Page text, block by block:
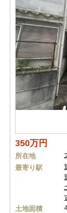
350万円
所在地
最寄り駅
土地面積